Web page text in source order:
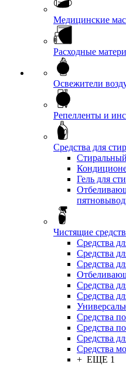
Медицинские
Расходные
Освежители
Репелленты и
Средства для
Гель для
Чистящие
Средства
Средства
Средства
Средства
Средства
Средства
Средства
Средства
Средства
+ ЕЩЕ 1